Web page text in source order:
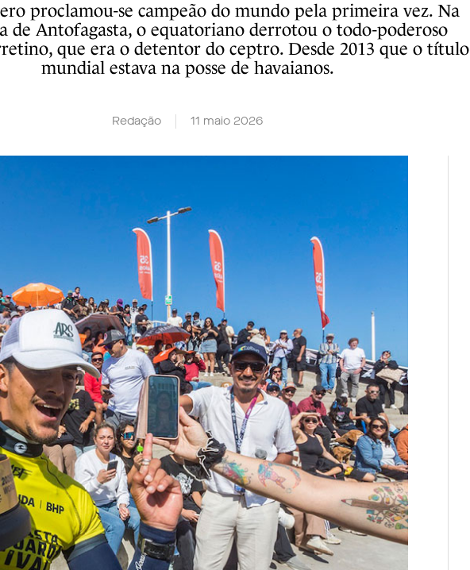
proclamou-se campeão do mundo pela primeira vez. Na
de Antofagasta, o equatoriano derrotou o todo-poderoso
que era o detentor do ceptro. Desde 2013 que o título
mundial estava na posse de havaianos.
Redação 11 maio 2026